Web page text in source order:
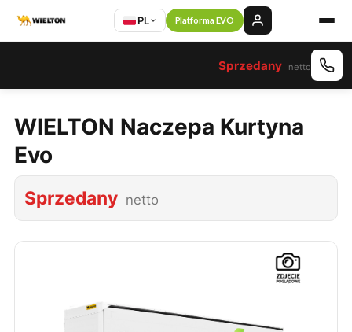
PL Platforma EVO
Sprzedany netto
WIELTON Naczepa Kurtyna
Evo
Sprzedany netto